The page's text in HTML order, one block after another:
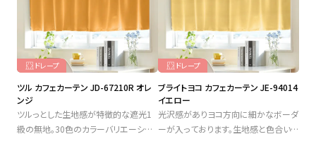
ドレープ
ツル カフェカーテン JD-67210R オレ
ンジ
ツルっとした生地感が特徴的な遮光1
級の無地。30色のカラーバリエーショ
ドレープ
ブライトヨコ カフェカーテン JE-94014
イエロー
光沢感がありヨコ方向に細かなボーダ
ーが入っております。生地感と色合いが